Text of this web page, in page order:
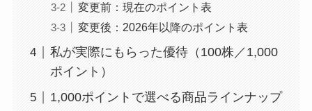
変更前：現在のポイント表
変更後：2026年以降のポイント表
私が実際にもらった優待（100株／1,000
ポイント）
1,000ポイントで選べる商品ラインナップ